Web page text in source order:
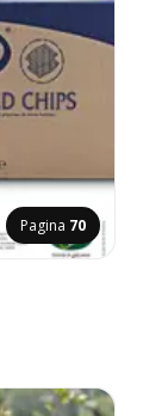
Pagina 70